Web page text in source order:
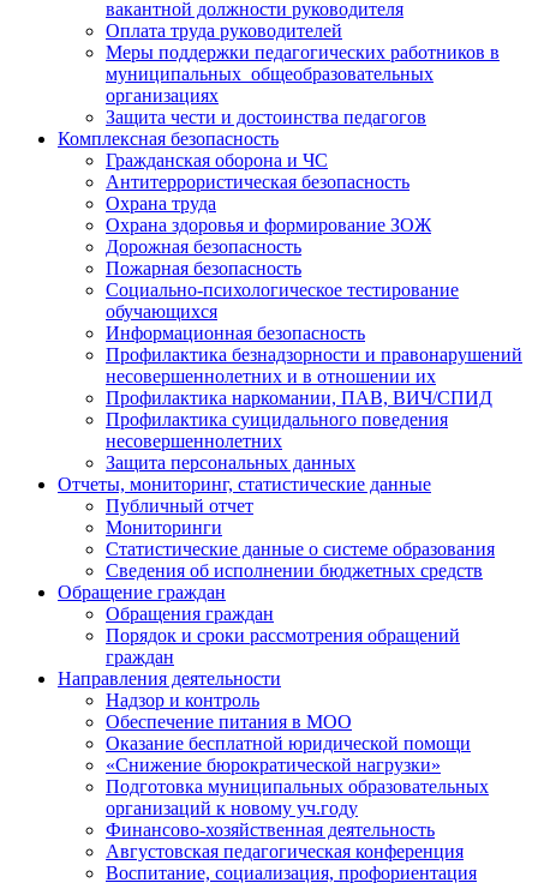
вакантной должности руководителя
Оплата труда руководителей
Меры поддержки педагогических работников в
муниципальных общеобразовательных
организациях
Защита чести и достоинства педагогов
Комплексная безопасность
Гражданская оборона и ЧС
Антитеррористическая безопасность
Охрана труда
Охрана здоровья и формирование ЗОЖ
Дорожная безопасность
Пожарная безопасность
Социально-психологическое тестирование
обучающихся
Информационная безопасность
Профилактика безнадзорности и правонарушений
несовершеннолетних и в отношении их
Профилактика наркомании, ПАВ, ВИЧ/СПИД
Профилактика суицидального поведения
несовершеннолетних
Защита персональных данных
Отчеты, мониторинг, статистические данные
Публичный отчет
Мониторинги
Статистические данные о системе образования
Сведения об исполнении бюджетных средств
Обращение граждан
Обращения граждан
Порядок и сроки рассмотрения обращений
граждан
Направления деятельности
Надзор и контроль
Обеспечение питания в МОО
Оказание бесплатной юридической помощи
«Снижение бюрократической нагрузки»
Подготовка муниципальных образовательных
организаций к новому уч.году
Финансово-хозяйственная деятельность
Августовская педагогическая конференция
Воспитание, социализация, профориентация